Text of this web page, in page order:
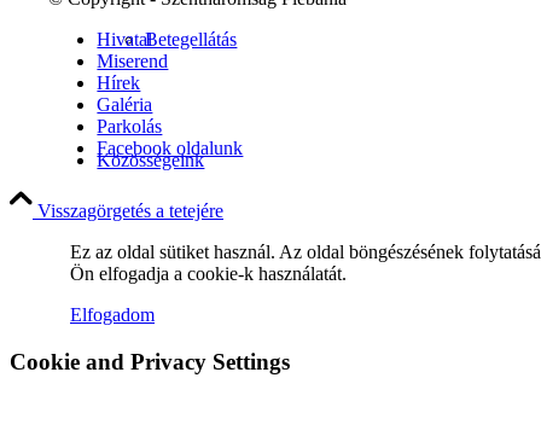
Betegellátás
Közösségeink
Hírek
Hivatal
Miserend
Hírek
Galéria
Parkolás
Facebook oldalunk
Visszagörgetés a tetejére
Ez az oldal sütiket használ. Az oldal böngészésének
Ön elfogadja a cookie-k használatát.
Elfogadom
Cookie and Privacy Settings